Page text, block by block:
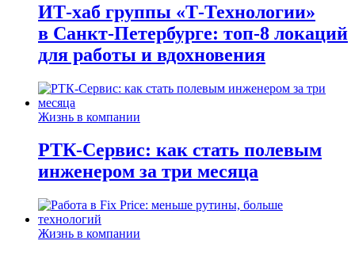
ИТ-хаб группы «Т-Технологии»
в Санкт-Петербурге: топ-8 локаций
для работы и вдохновения
Жизнь в компании
РТК-Сервис: как стать полевым
инженером за три месяца
Жизнь в компании